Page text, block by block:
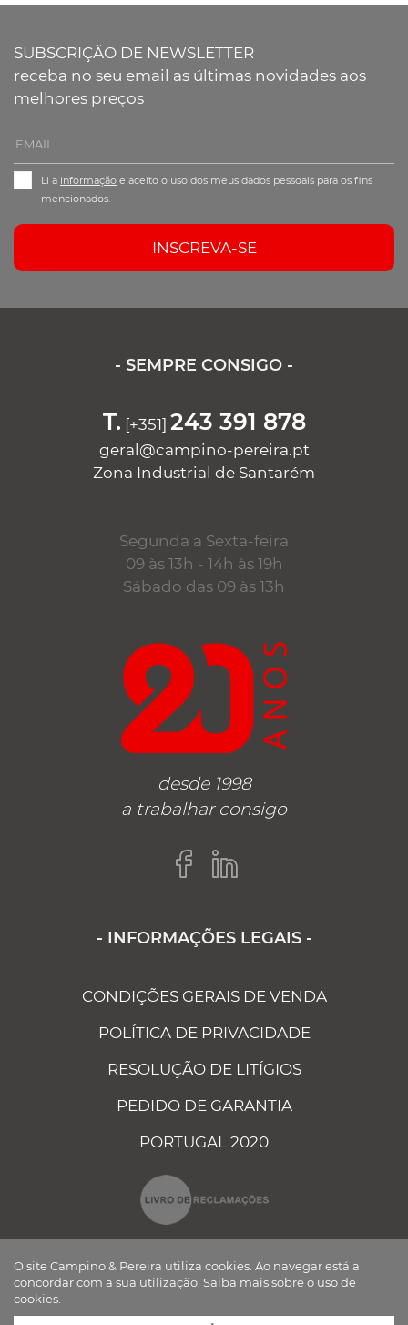
SUBSCRIÇÃO DE NEWSLETTER
receba no seu email as últimas novidades aos
melhores preços
Li a informação e aceito o uso dos meus dados pessoais para os fins
mencionados.
INSCREVA-SE
- SEMPRE CONSIGO -
T. [+351] 243 391 878
geral@campino-pereira.pt
Zona Industrial de Santarém
Segunda a Sexta-feira
09 às 13h - 14h às 19h
Sábado das 09 às 13h
desde 1998
a trabalhar consigo
- INFORMAÇÕES LEGAIS -
CONDIÇÕES GERAIS DE VENDA
POLÍTICA DE PRIVACIDADE
RESOLUÇÃO DE LITÍGIOS
PEDIDO DE GARANTIA
PORTUGAL 2020
CAMPINO E PEREIRA - COMPONENTES ELÉCTRICOS AUTO, LDA ©
TODOS OS DIREITOS RESERVADOS Desenvolvido porBOMSITE
O site Campino & Pereira utiliza cookies. Ao navegar está a
concordar com a sua utilização. Saiba mais sobre o uso de
cookies.